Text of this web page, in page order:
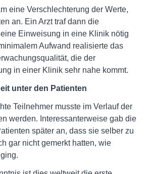
eine Verschlechterung der Werte,
an. Ein Arzt traf dann die
Einweisung in eine Klinik nötig
Aufwand realisierte das
die der
in einer Klinik sehr nahe kommt.
unter den Patienten
Teilnehmer musste im Verlauf der
werden. Interessanterweise gab die
später an, dass sie selber zu
gar nicht gemerkt hatten, wie